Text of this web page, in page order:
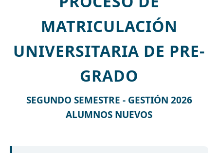
MATRICULACIÓN
UNIVERSITARIA DE PRE-
GRADO
SEGUNDO SEMESTRE - GESTIÓN 2026
ALUMNOS NUEVOS